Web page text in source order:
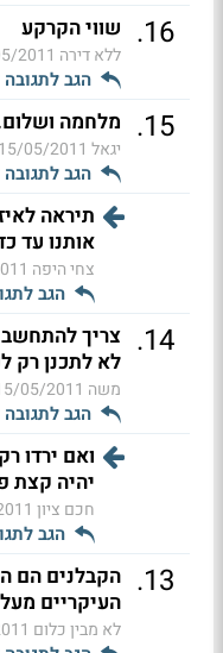
16
. שווי הקרקע
ללא דירה 15:15
הגב לתגובה
15
. מלחמה
יגאל 15/05/2011 14:11
הגב לתגובה
תיראה
אותנו עד
צחי היפה
הגב
14
. צריך להתחשב
לא לתכנן רק
משה 05/2011 13:48
הגב לתגובה
יהיה קצת
חכם ציון
הגב
13
. הקבלנים הם
העיקריים
לא מבין כלום